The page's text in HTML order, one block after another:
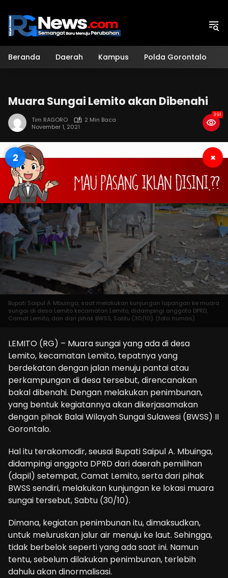
konten
Beranda Daerah Kampus Polda Gorontalo
Muara Sungai Lemito akan Dibenahi
Tim RAGORO
2 Min Baca
November 1, 2021
391
1 ×
Bupati Saipul A. Mbuinga, saat melakukan kunjungan lapangan ke muara
sungai di desa Lemito kecamatan Lemito, didampingi anggota DPRD,
Camat Lemito, dan dari pihak BWSS, Sabtu (30/10). (foto: humas)
LEMITO (RG) – Muara sungai yang ada di desa
Lemito, kecamatan Lemito, tepatnya yang
berdekatan dengan jalan menuju pantai atau
perkampungan di desa tersebut, direncanakan
bakal dibenahi. Dengan melakukan penimbunan,
yang bentuk kegiatannya akan dikerjasamakan
dengan pihak Balai Wilayah Sungai Sulawesi (BWSS) II
Gorontalo.
Hal itu terakomodir, seusai Bupati Saipul A. Mbuinga,
didampingi anggota DPRD dari daerah pemilihan
(dapil) setempat, Camat Lemito, serta dari pihak
BWSS sendiri, melakukan kunjungan ke lokasi muara
sungai tersebut, Sabtu (30/10).
Dimana, kegiatan penimbunan itu, dimaksudkan,
untuk meluruskan jalur air menuju ke laut. Sehingga,
tidak berbelok seperti yang ada saat ini. Namun
tentu, sebelum dilakukan penimbunan, terlebih
dahulu akan dinormalisasi.